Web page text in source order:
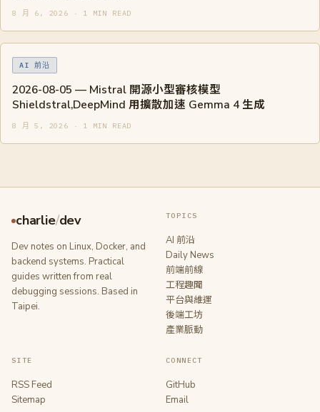
8 月 6, 2026 · 1 MIN READ
AI 前沿
2026-08-05 — Mistral 開源小型審核模型
Shieldstral,DeepMind 用擴散加速 Gemma 4 生成
8 月 5, 2026 · 1 MIN READ
charlie/dev
Dev notes on Linux, Docker, and
backend systems. Practical
guides written from real
debugging sessions. Based in
Taipei.
TOPICS
AI 前沿
Daily News
前端前線
工程趣聞
平台與維運
後端工坊
產業脈動
SITE
RSS Feed
Sitemap
CONNECT
GitHub
Email